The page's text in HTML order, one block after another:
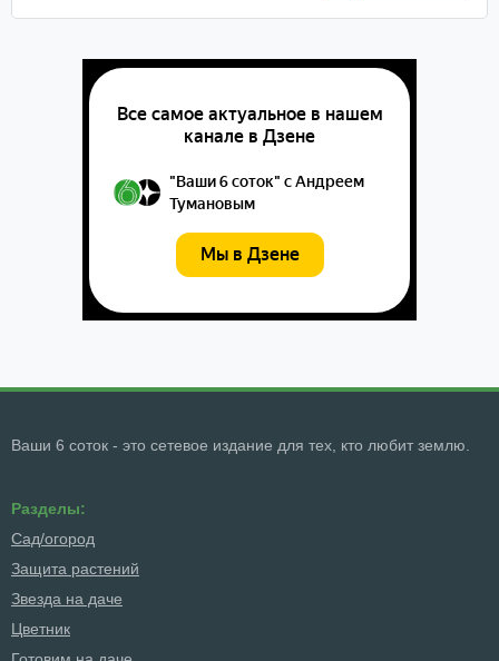
Ваши 6 соток - это сетевое издание для тех, кто любит землю.
Разделы:
Сад/огород
Защита растений
Звезда на даче
Цветник